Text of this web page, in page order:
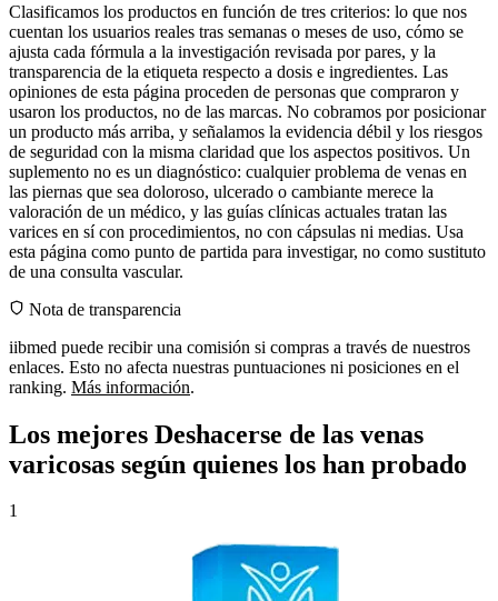
Clasificamos los productos en función de tres criterios: lo que nos
cuentan los usuarios reales tras semanas o meses de uso, cómo se
ajusta cada fórmula a la investigación revisada por pares, y la
transparencia de la etiqueta respecto a dosis e ingredientes. Las
opiniones de esta página proceden de personas que compraron y
usaron los productos, no de las marcas. No cobramos por posicionar
un producto más arriba, y señalamos la evidencia débil y los riesgos
de seguridad con la misma claridad que los aspectos positivos. Un
suplemento no es un diagnóstico: cualquier problema de venas en
las piernas que sea doloroso, ulcerado o cambiante merece la
valoración de un médico, y las guías clínicas actuales tratan las
varices en sí con procedimientos, no con cápsulas ni medias. Usa
esta página como punto de partida para investigar, no como sustituto
de una consulta vascular.
Nota de transparencia
iibmed puede recibir una comisión si compras a través de nuestros
enlaces. Esto no afecta nuestras puntuaciones ni posiciones en el
ranking. Más información.
Los mejores Deshacerse de las venas
varicosas según quienes los han probado
1